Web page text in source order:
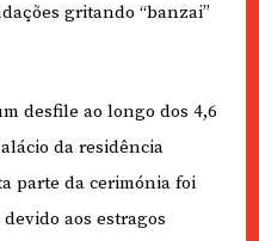
gritando “banzai”
desfile ao longo dos 4,6
da residência
parte da cerimónia foi
aos estragos